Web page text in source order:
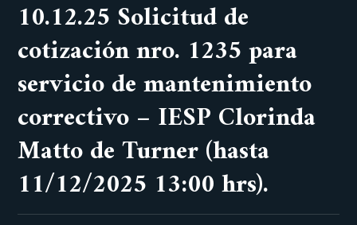
10.12.25 Solicitud de
cotización nro. 1235 para
servicio de mantenimiento
correctivo – IESP Clorinda
Matto de Turner (hasta
11/12/2025 13:00 hrs).